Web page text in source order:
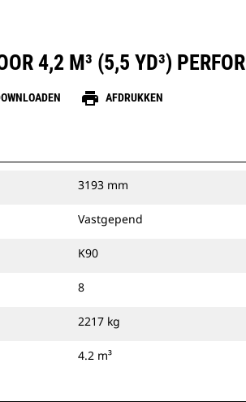
4,2 M³ (5,5 YD³)
print AFDRUKKEN
3193 mm
Vastgepend
K90
8
2217 kg
4.2 m³